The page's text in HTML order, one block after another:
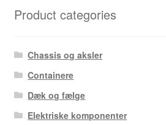
Product categories
Chassis og aksler
Containere
Dæk og fælge
Elektriske komponenter